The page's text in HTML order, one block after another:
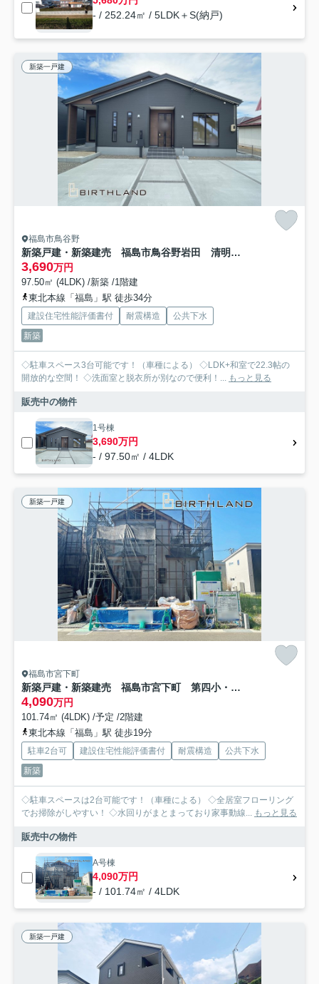
- / 252.24㎡ / 5LDK＋S(納戸)
新築一戸建
福島市鳥谷野
新築戸建・新築建売 福島市鳥谷野岩田 清明小・福島第一中
3,690万円
97.50㎡ (4LDK) /新築 /1階建
東北本線「福島」駅 徒歩34分
建設住宅性能評価書付 耐震構造
公共下水
新築
◇駐車スペース3台可能です！（車種による） ◇LDK+和室で22.3帖の
開放的な空間！ ◇洗面室と脱衣所が別なので便利！... もっと見る
販売中の物件
1号棟
3,690万円
- / 97.50㎡ / 4LDK
新築一戸建
福島市宮下町
新築戸建・新築建売 福島市宮下町 第四小・第四中
4,090万円
101.74㎡ (4LDK) /予定 /2階建
東北本線「福島」駅 徒歩19分
駐車2台可 建設住宅性能評価書付 耐震構造
公共下水
新築
◇駐車スペースは2台可能です！（車種による） ◇全居室フローリング
でお掃除がしやすい！ ◇水回りがまとまっており家事動線... もっと見る
販売中の物件
A号棟
4,090万円
- / 101.74㎡ / 4LDK
新築一戸建